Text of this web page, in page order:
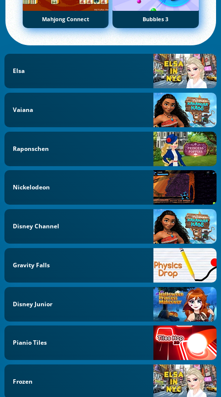
Mahjong Connect Bubbles 3
Elsa
Vaiana
Raponschen
Nickelodeon
Disney Channel
Gravity Falls
Disney Junior
Pianio Tiles
Frozen